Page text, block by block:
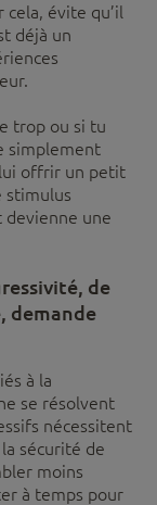
cela, évite qu’il
déjà un
trop ou si tu
simplement
offrir un petit
stimulus
devienne une
de
demande
à la
se résolvent
nécessitent
sécurité de
moins
à temps pour